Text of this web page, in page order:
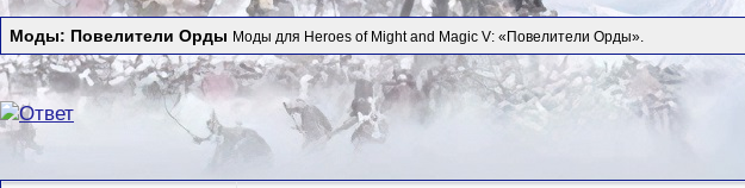
Моды: Повелители Орды Моды для Heroes of Might and Magic V: «Повелители Орды».